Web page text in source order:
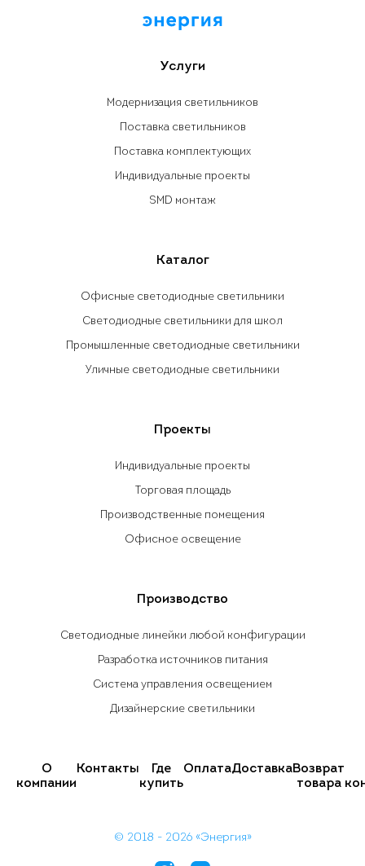
Услуги
Модернизация светильников
Поставка светильников
Поставка комплектующих
Индивидуальные проекты
SMD монтаж
Каталог
Офисные светодиодные светильники
Светодиодные светильники для школ
Промышленные светодиодные светильники
Уличные светодиодные светильники
Проекты
Индивидуальные проекты
Торговая площадь
Производственные помещения
Офисное освещение
Производство
Светодиодные линейки любой конфигурации
Разработка источников питания
Система управления освещением
Дизайнерские светильники
О
компании
Контакты
Где
купить
ОплатаДоставкаВозврат
товара
© 2018 - 2026 «Энергия»